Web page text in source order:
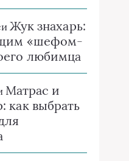
Жук знахарь:
«шефом-
любимца
Матрас и
как выбрать